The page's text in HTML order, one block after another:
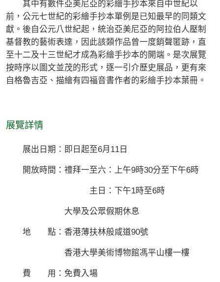
其中有數件亞美尼亞的彩繪手抄本來自中世紀以
前，公元七世紀的彩繪手抄本單例是已知最早的同類文
獻。後自公元八世紀起，統治亞美尼亞的阿拉伯人壓制
基督教的藝術表達，因此該類作品曾一度銷聲匿跡，直
至十二及十三世紀才成為彩繪手抄本的開端。是次展覽
按時序以圖文並茂的形式，逐一引介歷史展品，更有來
自格魯吉亞、描繪有四福音書作者的彩繪手抄本葉冊。
展覽詳情
展出日期：即日起至6月11日
開放時間：禮拜一至六：上午9時30分至下午6時
主日：下午1時至6時
大學及公眾假期休息
地 點：香港薄扶林般咸道90號
香港大學美術博物館馮平山樓一樓
費 用：免費入場